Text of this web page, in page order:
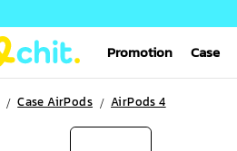
Promotion
Case
Case AirPods AirPods 4